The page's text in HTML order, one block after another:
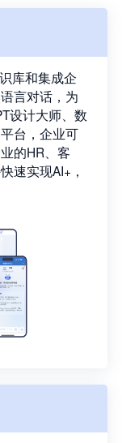
库和集成企
言对话，为
设计大师、数
台，企业可
的HR、客
速实现AI+，